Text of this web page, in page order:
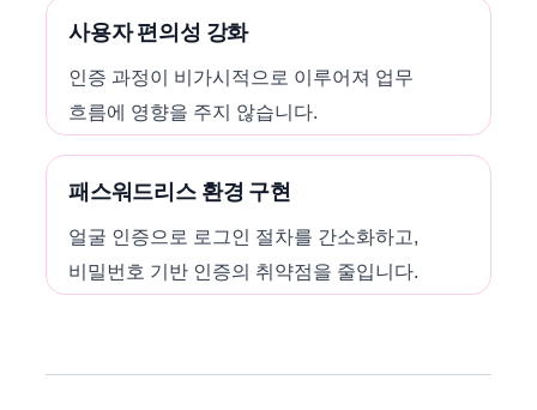
사용자 편의성 강화
인증 과정이 비가시적으로 이루어져 업무
흐름에 영향을 주지 않습니다.
패스워드리스 환경 구현
얼굴 인증으로 로그인 절차를 간소화하고,
비밀번호 기반 인증의 취약점을 줄입니다.